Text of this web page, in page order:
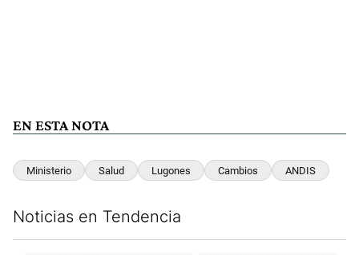
EN ESTA NOTA
Ministerio Salud Lugones Cambios ANDIS
Noticias en Tendencia